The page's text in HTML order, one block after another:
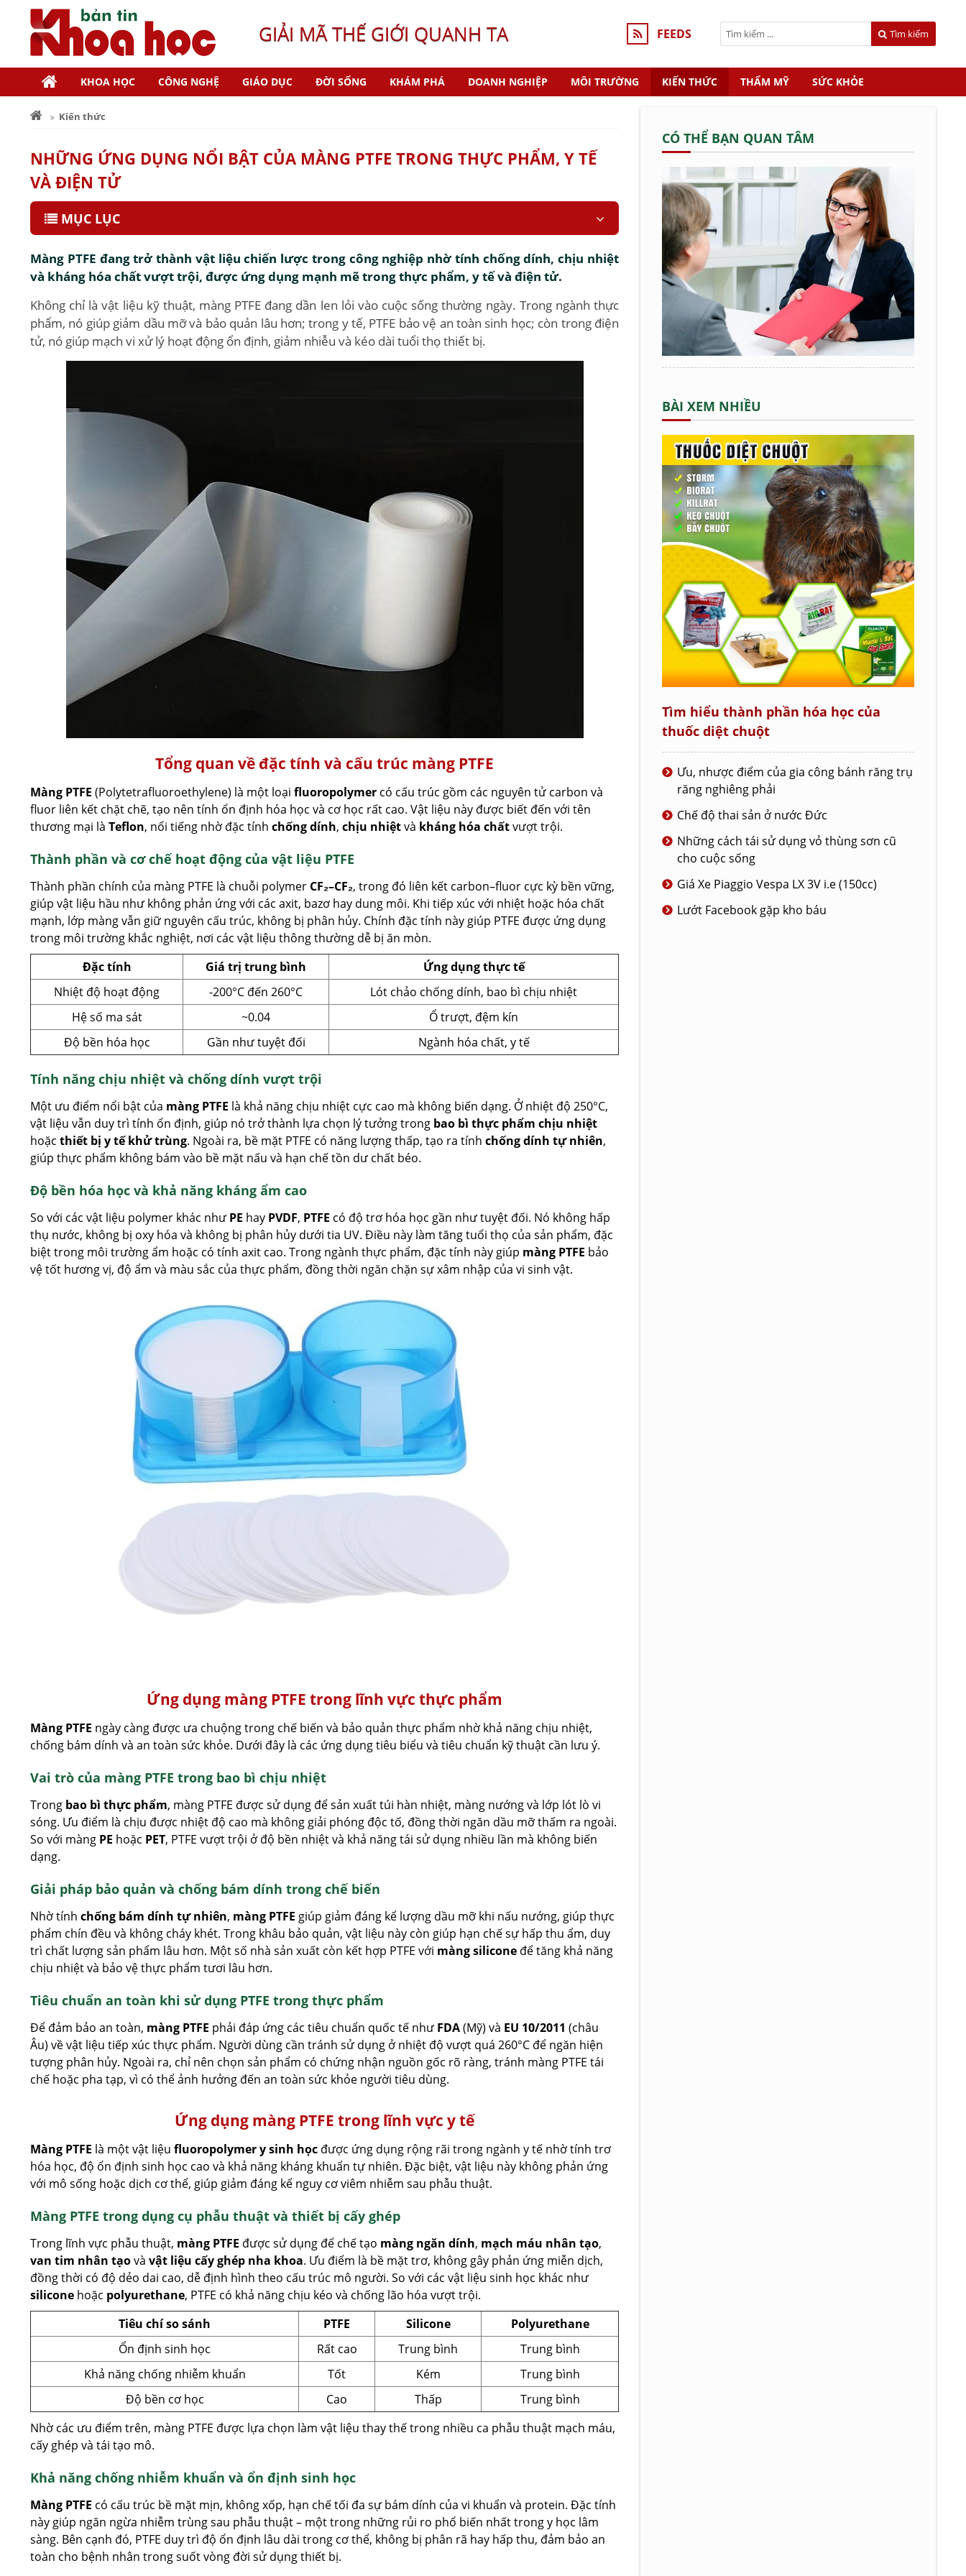
GIẢI MÃ THẾ GIỚI QUANH TA FEEDS Tìm kiếm
KHOA HỌC CÔNG NGHỆ GIÁO DỤC ĐỜI SỐNG KHÁM PHÁ DOANH NGHIỆP MÔI TRƯỜNG KIẾN THỨC THẨM MỸ SỨC KHỎE
Kiến thức
NHỮNG ỨNG DỤNG NỔI BẬT CỦA MÀNG PTFE TRONG THỰC PHẨM, Y TẾ
VÀ ĐIỆN TỬ
MỤC LỤC
Màng PTFE đang trở thành vật liệu chiến lược trong công nghiệp nhờ tính chống dính, chịu nhiệt
và kháng hóa chất vượt trội, được ứng dụng mạnh mẽ trong thực phẩm, y tế và điện tử.
Không chỉ là vật liệu kỹ thuật, màng PTFE đang dần len lỏi vào cuộc sống thường ngày. Trong ngành thực
phẩm, nó giúp giảm dầu mỡ và bảo quản lâu hơn; trong y tế, PTFE bảo vệ an toàn sinh học; còn trong điện
tử, nó giúp mạch vi xử lý hoạt động ổn định, giảm nhiễu và kéo dài tuổi thọ thiết bị.
Tổng quan về đặc tính và cấu trúc màng PTFE
Màng PTFE (Polytetrafluoroethylene) là một loại fluoropolymer có cấu trúc gồm các nguyên tử carbon và
fluor liên kết chặt chẽ, tạo nên tính ổn định hóa học và cơ học rất cao. Vật liệu này được biết đến với tên
thương mại là Teflon, nổi tiếng nhờ đặc tính chống dính, chịu nhiệtvà kháng hóa chấtvượt trội.
Thành phần và cơ chế hoạt động của vật liệu PTFE
Thành phần chính của màng PTFE là chuỗi polymer CF₂–CF₂, trong đó liên kết carbon–fluor cực kỳ bền vững,
giúp vật liệu hầu như không phản ứng với các axit, bazơ hay dung môi. Khi tiếp xúc với nhiệt hoặc hóa chất
mạnh, lớp màng vẫn giữ nguyên cấu trúc, không bị phân hủy. Chính đặc tính này giúp PTFE được ứng dụng
trong môi trường khắc nghiệt, nơi các vật liệu thông thường dễ bị ăn mòn.
Đặc tính
Giá trị trung bình
Ứng dụng thực tế
Nhiệt độ hoạt động
-200°C đến 260°C
Lót chảo chống dính, bao bì chịu nhiệt
Hệ số ma sát
~0.04
Ổ trượt, đệm kín
Độ bền hóa học
Gần như tuyệt đối Ngành hóa chất, y tế
Tính năng chịu nhiệt và chống dính vượt trội
Một ưu điểm nổi bật của màng PTFE là khả năng chịu nhiệt cực cao mà không biến dạng. Ở nhiệt độ 250°C,
vật liệu vẫn duy trì tính ổn định, giúp nó trở thành lựa chọn lý tưởng trong bao bì thực phẩm chịu nhiệt
hoặc thiết bị y tế khử trùng. Ngoài ra, bề mặt PTFE có năng lượng thấp, tạo ra tính chống dính tự nhiên,
giúp thực phẩm không bám vào bề mặt nấu và hạn chế tồn dư chất béo.
Độ bền hóa học và khả năng kháng ẩm cao
So với các vật liệu polymer khác như PE hay PVDF, PTFE có độ trơ hóa học gần như tuyệt đối. Nó không hấp
thụ nước, không bị oxy hóa và không bị phân hủy dưới tia UV. Điều này làm tăng tuổi thọ của sản phẩm, đặc
biệt trong môi trường ẩm hoặc có tính axit cao. Trong ngành thực phẩm, đặc tính này giúp màng PTFE bảo
vệ tốt hương vị, độ ẩm và màu sắc của thực phẩm, đồng thời ngăn chặn sự xâm nhập của vi sinh vật.
Ứng dụng màng PTFE trong lĩnh vực thực phẩm
Màng PTFE ngày càng được ưa chuộng trong chế biến và bảo quản thực phẩm nhờ khả năng chịu nhiệt,
chống bám dính và an toàn sức khỏe. Dưới đây là các ứng dụng tiêu biểu và tiêu chuẩn kỹ thuật cần lưu ý.
Vai trò của màng PTFE trong bao bì chịu nhiệt
Trong bao bì thực phẩm, màng PTFE được sử dụng để sản xuất túi hàn nhiệt, màng nướng và lớp lót lò vi
sóng. Ưu điểm là chịu được nhiệt độ cao mà không giải phóng độc tố, đồng thời ngăn dầu mỡ thấm ra ngoài.
So với màng PE hoặc PET, PTFE vượt trội ở độ bền nhiệt và khả năng tái sử dụng nhiều lần mà không biến
dạng.
Giải pháp bảo quản và chống bám dính trong chế biến
Nhờ tính chống bám dính tự nhiên, màng PTFE giúp giảm đáng kể lượng dầu mỡ khi nấu nướng, giúp thực
phẩm chín đều và không cháy khét. Trong khâu bảo quản, vật liệu này còn giúp hạn chế sự hấp thu ẩm, duy
trì chất lượng sản phẩm lâu hơn. Một số nhà sản xuất còn kết hợp PTFE với màng silicone để tăng khả năng
chịu nhiệt và bảo vệ thực phẩm tươi lâu hơn.
Tiêu chuẩn an toàn khi sử dụng PTFE trong thực phẩm
Để đảm bảo an toàn, màng PTFE phải đáp ứng các tiêu chuẩn quốc tế như FDA(Mỹ) và EU 10/2011 (châu
Âu) về vật liệu tiếp xúc thực phẩm. Người dùng cần tránh sử dụng ở nhiệt độ vượt quá 260°C để ngăn hiện
tượng phân hủy. Ngoài ra, chỉ nên chọn sản phẩm có chứng nhận nguồn gốc rõ ràng, tránh màng PTFE tái
chế hoặc pha tạp, vì có thể ảnh hưởng đến an toàn sức khỏe người tiêu dùng.
Ứng dụng màng PTFE trong lĩnh vực y tế
Màng PTFE là một vật liệu fluoropolymer y sinh học được ứng dụng rộng rãi trong ngành y tế nhờ tính trơ
hóa học, độ ổn định sinh học cao và khả năng kháng khuẩn tự nhiên. Đặc biệt, vật liệu này không phản ứng
với mô sống hoặc dịch cơ thể, giúp giảm đáng kể nguy cơ viêm nhiễm sau phẫu thuật.
Màng PTFE trong dụng cụ phẫu thuật và thiết bị cấy ghép
Trong lĩnh vực phẫu thuật, màng PTFE được sử dụng để chế tạo màng ngăn dính, mạch máu nhân tạo,
van tim nhân tạovà vật liệu cấy ghép nha khoa. Ưu điểm là bề mặt trơ, không gây phản ứng miễn dịch,
đồng thời có độ dẻo dai cao, dễ định hình theo cấu trúc mô người. So với các vật liệu sinh học khác như
silicone hoặc polyurethane, PTFE có khả năng chịu kéo và chống lão hóa vượt trội.
Tiêu chí so sánh
PTFE Silicone
Polyurethane
Ổn định sinh học
Rất cao Trung bình
Trung bình
Khả năng chống nhiễm khuẩn
Tốt Kém
Trung bình
Độ bền cơ học
Cao Thấp
Trung bình
Nhờ các ưu điểm trên, màng PTFE được lựa chọn làm vật liệu thay thế trong nhiều ca phẫu thuật mạch máu,
cấy ghép và tái tạo mô.
Khả năng chống nhiễm khuẩn và ổn định sinh học
Màng PTFE có cấu trúc bề mặt mịn, không xốp, hạn chế tối đa sự bám dính của vi khuẩn và protein. Đặc tính
này giúp ngăn ngừa nhiễm trùng sau phẫu thuật – một trong những rủi ro phổ biến nhất trong y học lâm
sàng. Bên cạnh đó, PTFE duy trì độ ổn định lâu dài trong cơ thể, không bị phân rã hay hấp thu, đảm bảo an
toàn cho bệnh nhân trong suốt vòng đời sử dụng thiết bị.
CÓ THỂ BẠN QUAN TÂM
BÀI XEM NHIỀU
Tìm hiểu thành phần hóa học của
thuốc diệt chuột
Ưu, nhược điểm của gia công bánh răng trụ
răng nghiêng phải
Chế độ thai sản ở nước Đức
Những cách tái sử dụng vỏ thùng sơn cũ
cho cuộc sống
Giá Xe Piaggio Vespa LX 3V i.e (150cc)
Lướt Facebook gặp kho báu